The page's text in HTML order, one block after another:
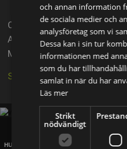
Claudio Tolcachir was born in
Argentina. He is an actor,
Mamitas (1999) and Buenos
Se källa på IMDb
HUVUDKONTOR
och annan information
de sociala medier och
analysföretag som vi
Dessa kan i sin tur
informationen med
som du har
samlat in när du har
Läs mer
Strikt
nödvändigt